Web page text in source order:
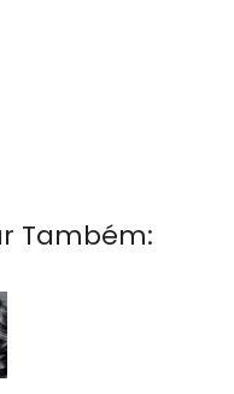
Também: